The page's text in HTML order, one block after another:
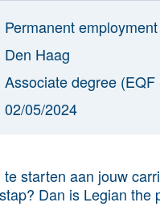
Permanent employment
Den Haag
Associate degree (EQF
02/05/2024
starten aan jouw
Dan is Legian the